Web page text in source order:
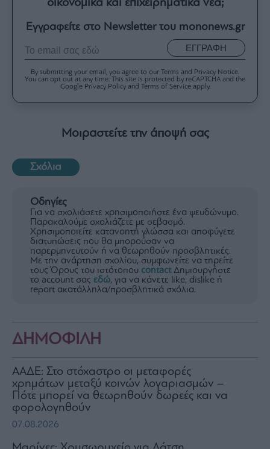
οικονομικά και επιχειρηματικά νέα;
Εγγραφείτε στο Newsletter του mononews.gr
ΕΓΓΡΑΦΗ
By submitting your email, you agree to our Terms and Privacy Notice.
You can opt out at any time. This site is protected by reCAPTCHA and the
Google Privacy Policy and Terms of Service apply.
Μοιραστείτε την άποψή σας
Σχόλια
Οδηγίες
Για να σχολιάσετε χρησιμοποιήστε ένα ψευδώνυμο.
Παρακαλούμε σχολιάζετε με σεβασμό.
Χρησιμοποιείτε κατανοητή γλώσσα και αποφύγετε
διατυπώσεις που θα μπορούσαν να
παρερμηνευτούν ή να θεωρηθούν προσβλητικές.
Με την ανάρτηση σχολίου, συμφωνείτε να τηρείτε
τους Όρους του ιστότοπου contactΔημιουργήστε
το account σας εδώ, για να κάνετε like, dislike ή
report ακατάλληλα/προσβλητικά σχόλια.
ΔΗΜΟΦΙΛΗ
ΑΑΔΕ: Στο στόχαστρο οι μεταφορές
χρημάτων μεταξύ κοινών λογαριασμών –
Πότε μπορεί να θεωρηθούν δωρεές και να
φορολογηθούν
07.08.2026